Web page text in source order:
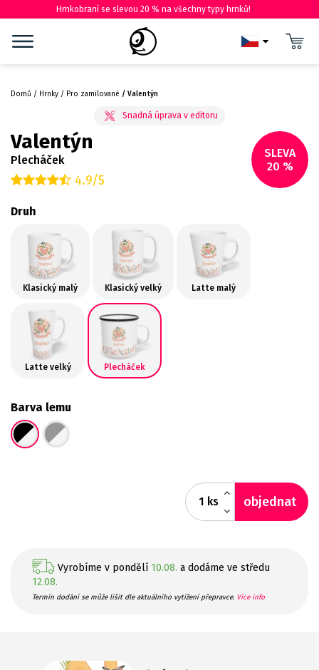
Hrnkobraní se slevou 20 % na všechny typy hrnků!
Domů Hrnky Pro zamilované Valentýn
SLEVA
20 %
Valentýn
Plecháček
4.9/5
Druh
Klasický malý Klasický velký Latte malý
Latte velký Plecháček
Barva lemu
ks objednat
Vyrobíme v pondělí 10.08. a dodáme ve středu
12.08.
Termín dodání se může lišit dle aktuálního vytížení přepravce. Více info